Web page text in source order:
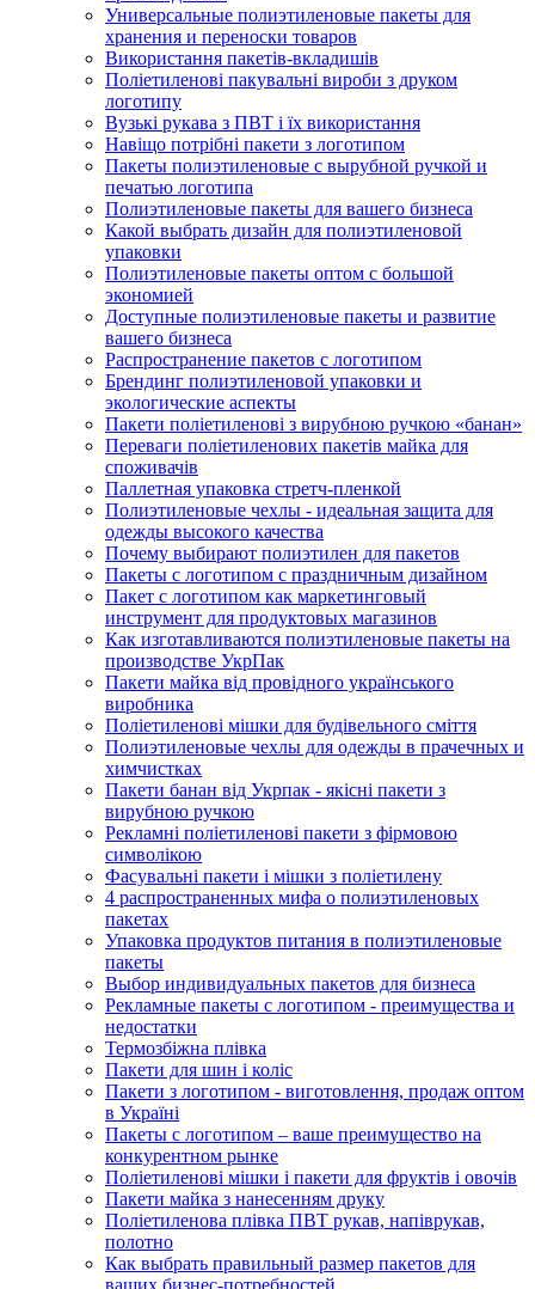
Универсальные полиэтиленовые пакеты для
хранения и переноски товаров
Використання пакетів-вкладишів
Поліетиленові пакувальні вироби з друком
логотипу
Вузькі рукава з ПВТ і їх використання
Навіщо потрібні пакети з логотипом
Пакеты полиэтиленовые с вырубной ручкой и
печатью логотипа
Полиэтиленовые пакеты для вашего бизнеса
Какой выбрать дизайн для полиэтиленовой
упаковки
Полиэтиленовые пакеты оптом с большой
экономией
Доступные полиэтиленовые пакеты и развитие
вашего бизнеса
Распространение пакетов с логотипом
Брендинг полиэтиленовой упаковки и
экологические аспекты
Пакети поліетиленові з вирубною ручкою «банан»
Переваги поліетиленових пакетів майка для
споживачів
Паллетная упаковка стретч-пленкой
Полиэтиленовые чехлы - идеальная защита для
одежды высокого качества
Почему выбирают полиэтилен для пакетов
Пакеты с логотипом с праздничным дизайном
Пакет с логотипом как маркетинговый
инструмент для продуктовых магазинов
Как изготавливаются полиэтиленовые пакеты на
производстве УкрПак
Пакети майка від провідного українського
виробника
Поліетиленові мішки для будівельного сміття
Полиэтиленовые чехлы для одежды в прачечных и
химчистках
Пакети банан від Укрпак - якісні пакети з
вирубною ручкою
Рекламні поліетиленові пакети з фірмовою
символікою
Фасувальні пакети і мішки з поліетилену
4 распространенных мифа о полиэтиленовых
пакетах
Упаковка продуктов питания в полиэтиленовые
пакеты
Выбор индивидуальных пакетов для бизнеса
Рекламные пакеты с логотипом - преимущества и
недостатки
Термозбіжна плівка
Пакети для шин і коліс
Пакети з логотипом - виготовлення, продаж оптом
в Україні
Пакеты с логотипом – ваше преимущество на
конкурентном рынке
Поліетиленові мішки і пакети для фруктів і овочів
Пакети майка з нанесенням друку
Поліетиленова плівка ПВТ рукав, напіврукав,
полотно
Как выбрать правильный размер пакетов для
ваших бизнес-потребностей